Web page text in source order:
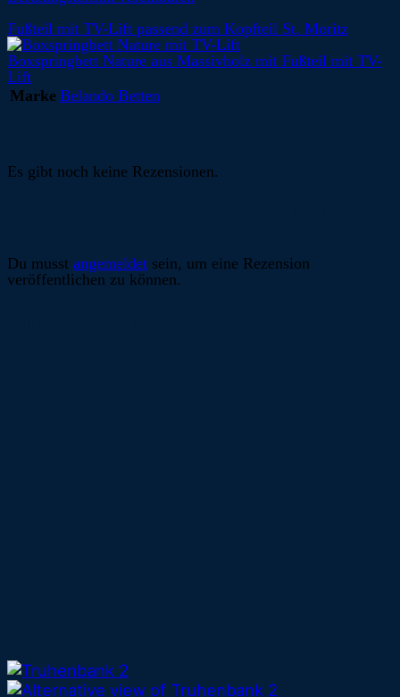
Fußteil mit TV-Lift passend zum Kopfteil St. Moritz
Boxspringbett Nature aus Massivholz mit Fußteil mit TV-
Lift
Marke Belando Betten
Es gibt noch keine Rezensionen.
Du musst angemeldet sein, um eine Rezension
veröffentlichen zu können.